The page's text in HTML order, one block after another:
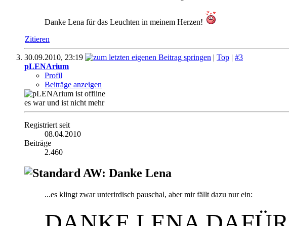
Danke Lena für das Leuchten in meinem Herzen!
Zitieren
30.09.2010, 23:19 | Top | #3
pLENArium
Profil
Beiträge anzeigen
es war und ist nicht mehr
Registriert seit
08.04.2010
Beiträge
2.460
AW: Danke Lena
...es klingt zwar unterirdisch pauschal, aber mir fällt dazu nur ein: